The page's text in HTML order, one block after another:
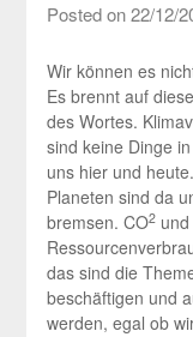
Posted on 22/12/
Wir können es
Es brennt auf
des Wortes.
sind keine Dinge
uns hier und
Planeten sind da
bremsen. CO2und
das sind die
beschäftigen und
werden, egal ob